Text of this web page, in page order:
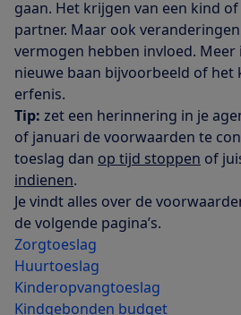
gaan. Het krijgen van een kind
partner. Maar ook
vermogen hebben invloed.
nieuwe baan bijvoorbeeld of het
erfenis.
Tip: zet een herinnering in je
of januari de voorwaarden te
toeslag dan op tijd stoppen of
indienen.
Je vindt alles over de
de volgende pagina’s.
Zorgtoeslag
Huurtoeslag
Kinderopvangtoeslag
Kindgebonden budget